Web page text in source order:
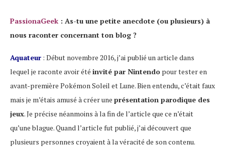
PassionaGeek : As-tu une petite anecdote (ou plusieurs) à
nous raconter concernant ton blog ?
Aquateur : Début novembre 2016, j’ai publié un article dans
lequel je raconte avoir été invité par Nintendo pour tester en
avant-première Pokémon Soleil et Lune. Bien entendu, c’était faux
mais je m’étais amusé à créer une présentation parodique des
jeux. Je précise néanmoins à la fin de l’article que ce n’était
qu’une blague. Quand l’article fut publié, j’ai découvert que
plusieurs personnes croyaient à la véracité de son contenu.